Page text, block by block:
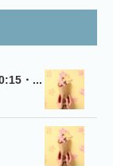
・...